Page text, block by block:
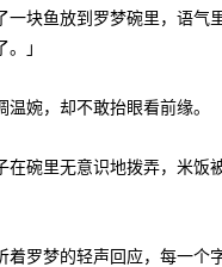
一块鱼放到罗梦碗里，语气
」
婉，却不敢抬眼看前缘。
在碗里无意识地拨弄，米饭
着罗梦的轻声回应，每一个